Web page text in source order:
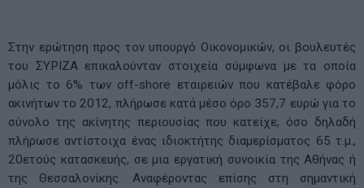
Στην ερώτηση προς τον υπουργό Οικονομικών, οι βουλευτές
του ΣΥΡΙΖΑ επικαλούνταν στοιχεία σύμφωνα με τα οποία
μόλις το 6% των off-shore εταιρειών που κατέβαλε φόρο
ακινήτων το 2012, πλήρωσε κατά μέσο όρο 357,7 ευρώ για το
σύνολο της ακίνητης περιουσίας που κατείχε, όσο δηλαδή
πλήρωσε αντίστοιχα ένας ιδιοκτήτης διαμερίσματος 65 τ.μ.,
20ετούς κατασκευής, σε μια εργατική συνοικία της Αθήνας ή
της Θεσσαλονίκης. Αναφέροντας επίσης στη σημαντική